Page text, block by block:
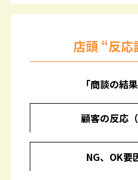
店頭 “反
「商談の結
顧客の反応
NG、OK要